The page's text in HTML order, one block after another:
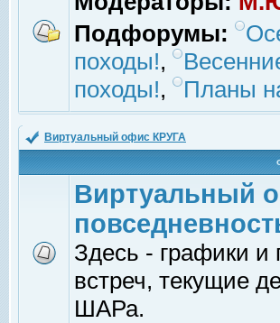
Подфорумы:
походы!,
походы!, Планы
Виртуальный офис КРУГА
Виртуальный
Здесь - графики и
встреч, текущие
ШАРа.